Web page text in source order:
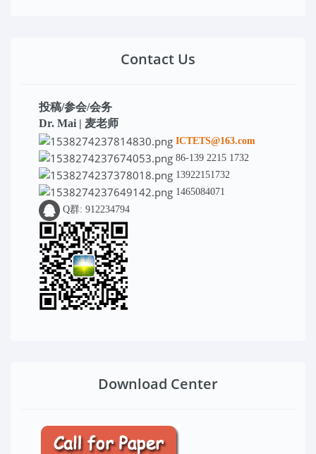
Contact Us
投稿/参会/会务
Dr. Mai | 麦老师
ICTETS@163.com
86-139 2215 1732
13922151732
1465084071
Q群: 912234794
Download Center